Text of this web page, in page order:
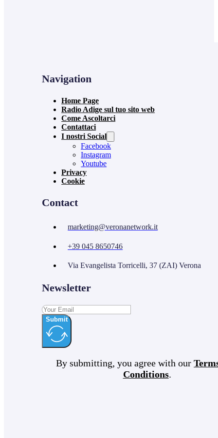
Navigation
Home Page
Radio Adige sul tuo sito web
Come Ascoltarci
Contattaci
I nostri Social
Facebook
Instagram
Youtube
Privacy
Cookie
Contact
marketing@veronanetwork.it
+39 045 8650746
Via Evangelista Torricelli, 37 (ZAI) Verona
Newsletter
Submit
By submitting, you agree with our
Conditions.